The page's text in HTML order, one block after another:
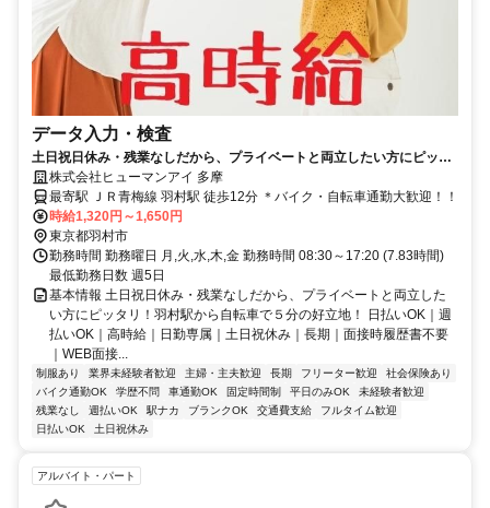
データ入力・検査
土日祝日休み・残業なしだから、プライベートと両立したい方にピッタ
リ！羽村駅から自転車で５分の好立地！
株式会社ヒューマンアイ 多摩
最寄駅 ＪＲ青梅線 羽村駅 徒歩12分 ＊バイク・自転車通勤大歓迎！！
時給1,320円～1,650円
東京都羽村市
勤務時間 勤務曜日 月,火,水,木,金 勤務時間 08:30～17:20 (7.83時間)
最低勤務日数 週5日
基本情報 土日祝日休み・残業なしだから、プライベートと両立した
い方にピッタリ！羽村駅から自転車で５分の好立地！ 日払いOK｜週
払いOK｜高時給｜日勤専属｜土日祝休み｜長期｜面接時履歴書不要
｜WEB面接...
制服あり 業界未経験者歓迎 主婦・主夫歓迎 長期 フリーター歓迎
社会保険あり
バイク通勤OK
学歴不問 車通勤OK 固定時間制 平日のみOK
未経験者歓迎
残業なし
週払いOK 駅ナカ ブランクOK 交通費支給
フルタイム歓迎
日払いOK
土日祝休み
アルバイト・パート